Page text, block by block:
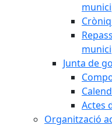
Junta de
Actes
Organització